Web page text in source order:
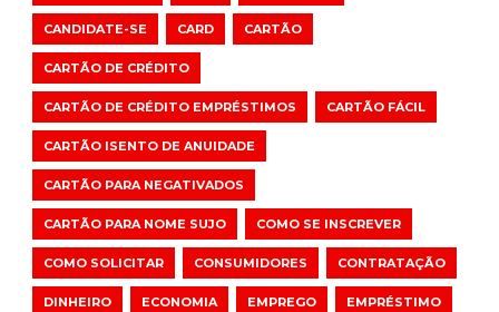
CANDIDATE-SE CARD CARTÃO
CARTÃO DE CRÉDITO
CARTÃO DE CRÉDITO EMPRÉSTIMOS CARTÃO FÁCIL
CARTÃO ISENTO DE ANUIDADE
CARTÃO PARA NEGATIVADOS
CARTÃO PARA NOME SUJO COMO SE INSCREVER
COMO SOLICITAR CONSUMIDORES CONTRATAÇÃO
DINHEIRO ECONOMIA EMPREGO EMPRÉSTIMO